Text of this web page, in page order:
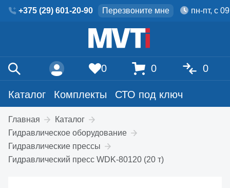
+375 (29) 601-20-90 Перезвоните мне пн-пт, с
Каталог Комплекты СТО под ключ
0 0 0
Главная
Каталог
Гидравлическое оборудование
Гидравлические прессы
Гидравлический пресс WDK-80120 (20 т)